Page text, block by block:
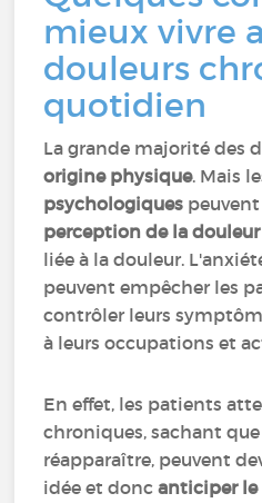
mieux vivre
douleurs
quotidien
La grande majorité des
origine physique. Mais
psychologiques
perception de la douleur
liée à la douleur.
peuvent empêcher les
contrôler leurs
à leurs occupations et
En effet, les patients
chroniques, sachant
réapparaître, peuvent
idée et doncanticiper le